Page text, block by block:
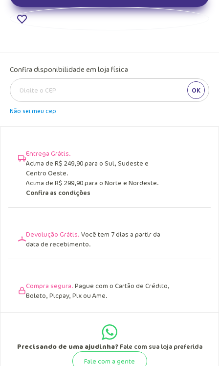
Confira disponibilidade em loja física
OK
Não sei meu cep
Entrega Grátis.
Acima de R$ 249,90 para o Sul, Sudeste e
Centro Oeste.
Acima de R$ 299,90 para o Norte e Nordeste.
Confira as condições
Devolução Grátis. Você tem 7 dias a partir da
data de recebimento.
Compra segura. Pague com o Cartão de Crédito,
Boleto, Picpay, Pix ou Ame.
Precisando de uma ajudinha?Fale com sua loja preferida
Fale com a gente